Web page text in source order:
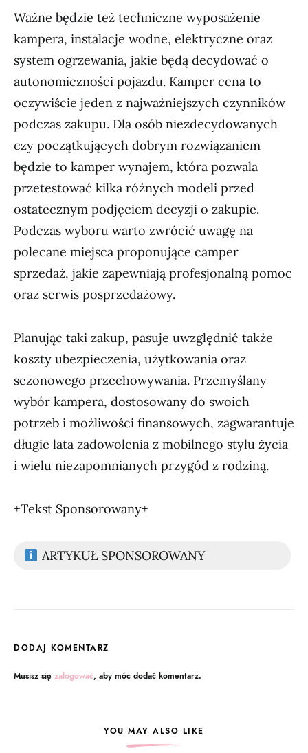
Ważne będzie też techniczne wyposażenie
kampera, instalacje wodne, elektryczne oraz
system ogrzewania, jakie będą decydować o
autonomiczności pojazdu. Kamper cena to
oczywiście jeden z najważniejszych czynników
podczas zakupu. Dla osób niezdecydowanych
czy początkujących dobrym rozwiązaniem
będzie to kamper wynajem, która pozwala
przetestować kilka różnych modeli przed
ostatecznym podjęciem decyzji o zakupie.
Podczas wyboru warto zwrócić uwagę na
polecane miejsca proponujące camper
sprzedaż, jakie zapewniają profesjonalną pomoc
oraz serwis posprzedażowy.
Planując taki zakup, pasuje uwzględnić także
koszty ubezpieczenia, użytkowania oraz
sezonowego przechowywania. Przemyślany
wybór kampera, dostosowany do swoich
potrzeb i możliwości finansowych, zagwarantuje
długie lata zadowolenia z mobilnego stylu życia
i wielu niezapomnianych przygód z rodziną.
+Tekst Sponsorowany+
ARTYKUŁ SPONSOROWANY
DODAJ KOMENTARZ
Musisz się zalogować, aby móc dodać komentarz.
YOU MAY ALSO LIKE